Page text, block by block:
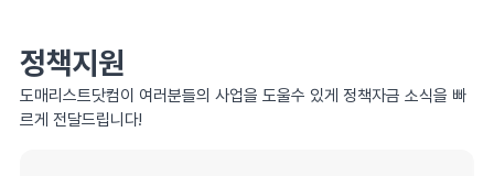
정책지원
도매리스트닷컴이 여러분들의 사업을 도울수 있게 정책자금 소식을 빠
르게 전달드립니다!